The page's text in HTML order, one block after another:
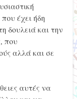
έχει ήδη
δουλειά και την
που
αλλά και σε
αυτές να